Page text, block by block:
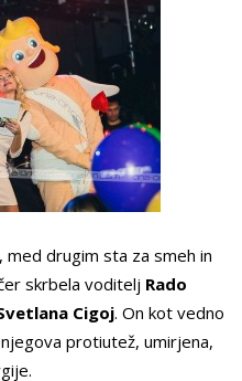
drugim sta za smeh in
skrbela voditelj Rado
Cigoj. On kot vedno
protiutež, umirjena,